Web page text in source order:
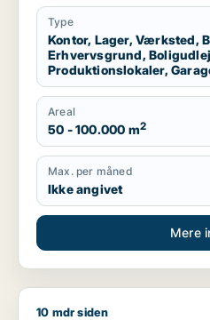
Type
Kontor, Lager, Værksted,
Erhvervsgrund,
Produktionslokaler,
Areal
50 - 100.000 m2
Max. per måned
Ikke angivet
Mere
Heino søger lager, værksted
10 mdr siden